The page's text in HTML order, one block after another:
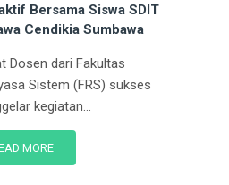
Bersama Siswa SDIT
Cendikia Sumbawa
Dosen dari Fakultas
Sistem (FRS) sukses
kegiatan...
MORE